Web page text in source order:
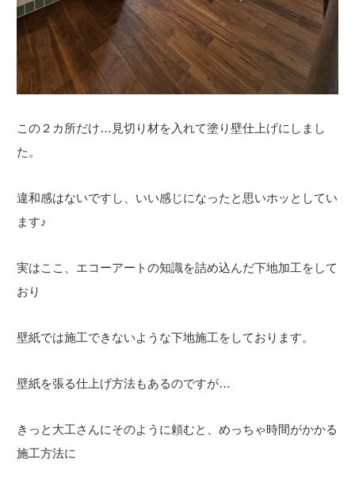
この２カ所だけ…見切り材を入れて塗り壁仕上げにしまし
た。
違和感はないですし、いい感じになったと思いホッとしてい
ます♪
実はここ、エコーアートの知識を詰め込んだ下地加工をして
おり
壁紙では施工できないような下地施工をしております。
壁紙を張る仕上げ方法もあるのですが…
きっと大工さんにそのように頼むと、めっちゃ時間がかかる
施工方法に